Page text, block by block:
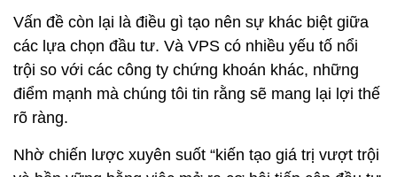
Vấn đề còn lại là điều gì tạo nên sự khác biệt giữa
các lựa chọn đầu tư. Và VPS có nhiều yếu tố nổi
trội so với các công ty chứng khoán khác, những
điểm mạnh mà chúng tôi tin rằng sẽ mang lại lợi thế
rõ ràng.
Nhờ chiến lược xuyên suốt “kiến tạo giá trị vượt trội